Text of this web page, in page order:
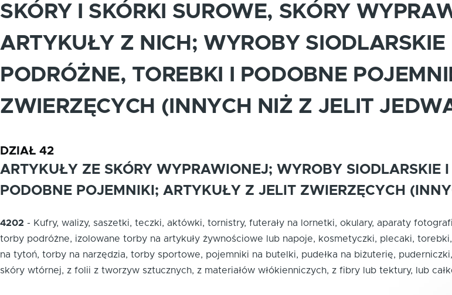
SKÓRY I SKÓRKI SUROWE, SKÓRY
ARTYKUŁY Z NICH; WYROBY
PODRÓŻNE, TOREBKI I PODOBNE
ZWIERZĘCYCH (INNYCH NIŻ Z JELIT
DZIAŁ 42
ARTYKUŁY ZE SKÓRY WYPRAWIONEJ; WYROBY SIODLARSKIE
PODOBNE POJEMNIKI; ARTYKUŁY Z JELIT ZWIERZĘCYCH
4202 - Kufry, walizy, saszetki, teczki, aktówki, tornistry, futerały na lornetki, okulary, aparaty
torby podróżne, izolowane torby na artykuły żywnościowe lub napoje, kosmetyczki, plecaki,
na tytoń, torby na narzędzia, torby sportowe, pojemniki na butelki, pudełka na biżuterię,
skóry wtórnej, z folii z tworzyw sztucznych, z materiałów włókienniczych, z fibry lub tektury, lub